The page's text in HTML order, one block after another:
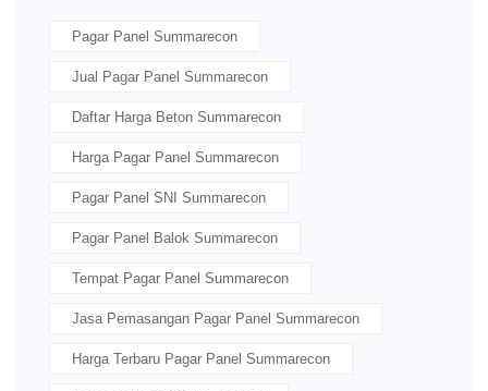
Pagar Panel Summarecon
Jual Pagar Panel Summarecon
Daftar Harga Beton Summarecon
Harga Pagar Panel Summarecon
Pagar Panel SNI Summarecon
Pagar Panel Balok Summarecon
Tempat Pagar Panel Summarecon
Jasa Pemasangan Pagar Panel Summarecon
Harga Terbaru Pagar Panel Summarecon